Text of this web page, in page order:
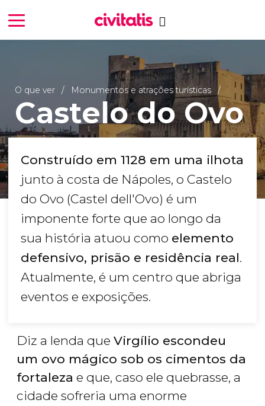
O que ver Monumentos e atrações turísticas
Castelo do Ovo
Construído em 1128 em uma ilhota
junto à costa de Nápoles, o Castelo
do Ovo (Castel dell'Ovo) é um
imponente forte que ao longo da
sua história atuou como elemento
defensivo, prisão e residência real.
Atualmente, é um centro que abriga
eventos e exposições.
Diz a lenda que Virgílio escondeu
um ovo mágico sob os cimentos da
fortaleza e que, caso ele quebrasse, a
cidade sofreria uma enorme